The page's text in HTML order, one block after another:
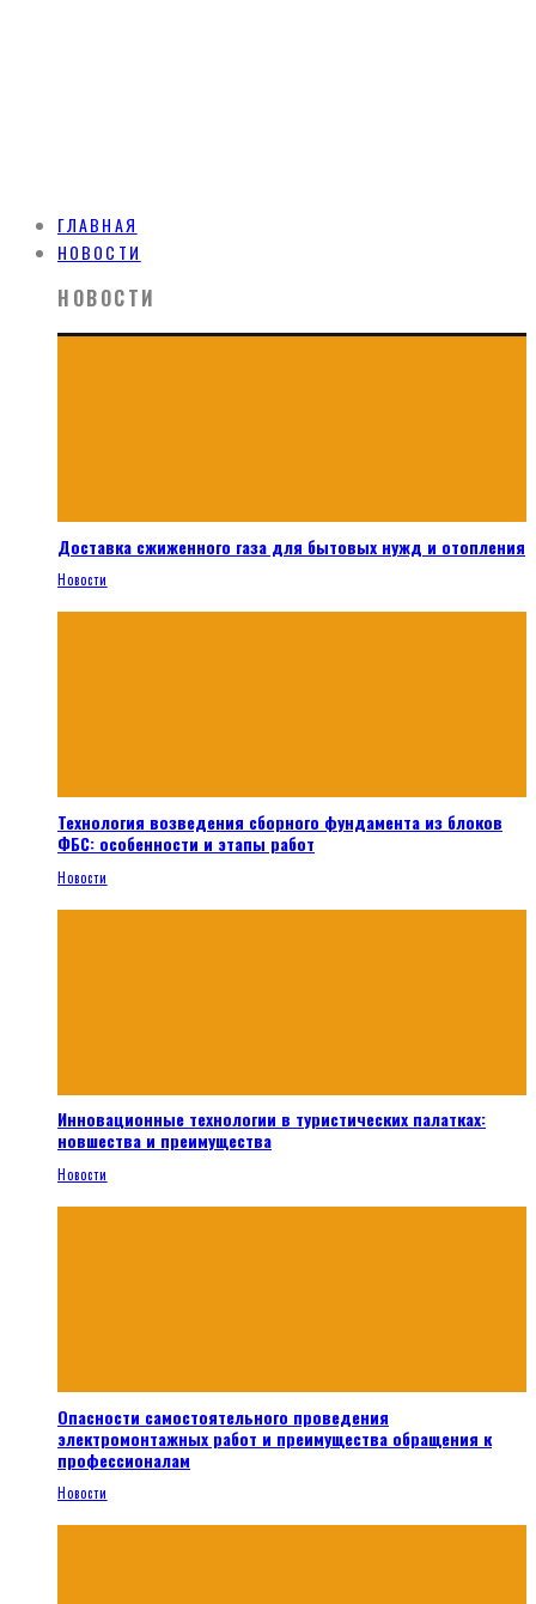
ГЛАВНАЯ
НОВОСТИ
НОВОСТИ
Доставка сжиженного газа для бытовых нужд и отопления
Новости
Технология возведения сборного фундамента из блоков
ФБС: особенности и этапы работ
Новости
Инновационные технологии в туристических палатках:
новшества и преимущества
Новости
Опасности самостоятельного проведения
электромонтажных работ и преимущества обращения к
профессионалам
Новости